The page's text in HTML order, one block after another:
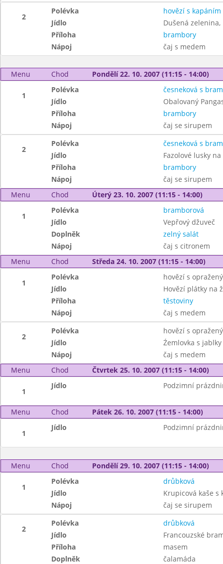
2
Polévka
hovězí s kapáním
Jídlo
Dušená zelenina,
Příloha
brambory
Nápoj
čaj s medem
Menu Chod Pondělí 22. 10. 2007 (11:15 - 14:00)
1
Polévka
česneková s
Jídlo
Obalovaný
Příloha
brambory
Nápoj
čaj se sirupem
2
Polévka
česneková s
Jídlo
Fazolové lusky
Příloha
brambory
Nápoj
čaj se sirupem
Menu
Chod Úterý 23. 10. 2007 (11:15 - 14:00)
1
Polévka
bramborová
Jídlo
Vepřový džuveč
Doplněk
zelný salát
Nápoj
čaj s citronem
Menu
Chod Středa 24. 10. 2007 (11:15 - 14:00)
1
Polévka
hovězí s
Jídlo
Hovězí plátky na
Příloha
těstoviny
Nápoj
čaj s medem
2
Polévka
hovězí s
Jídlo
Źemlovka s jablky
Nápoj
čaj s medem
Menu
Chod Čtvrtek 25. 10. 2007 (11:15 - 14:00)
1
Jídlo Podzimní
Menu Chod Pátek 26. 10. 2007 (11:15 - 14:00)
1
Jídlo Podzimní
Menu Chod Pondělí 29. 10. 2007 (11:15 - 14:00)
1
Polévka
drůbková
Jídlo
Krupicová kaše s
Nápoj
čaj se sirupem
2
Polévka
drůbková
Jídlo
Francouzské
Příloha
masem
Doplněk
čalamáda